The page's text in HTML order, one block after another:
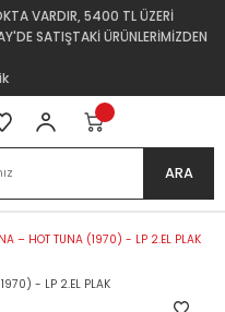
VARDIR, 5400 TL ÜZERİ
SATIŞTAKİ ÜRÜNLERİMİZDEN
ARA
– HOT TUNA (1970) - LP 2.EL PLAK